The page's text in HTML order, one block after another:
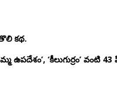
కథ.
‘కీలుగుర్రం’ వంటి